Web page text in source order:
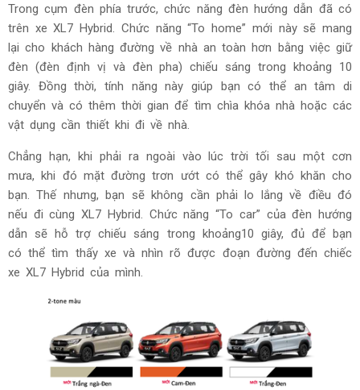
Trong cụm đèn phía trước, chức năng đèn hướng dẫn đã có
trên xe XL7 Hybrid. Chức năng “To home” mới này sẽ mang
lại cho khách hàng đường về nhà an toàn hơn bằng việc giữ
đèn (đèn định vị và đèn pha) chiếu sáng trong khoảng 10
giây. Đồng thời, tính năng này giúp bạn có thể an tâm di
chuyển và có thêm thời gian để tìm chìa khóa nhà hoặc các
vật dụng cần thiết khi đi về nhà.
Chẳng hạn, khi phải ra ngoài vào lúc trời tối sau một cơn
mưa, khi đó mặt đường trơn ướt có thể gây khó khăn cho
bạn. Thế nhưng, bạn sẽ không cần phải lo lắng về điều đó
nếu đi cùng XL7 Hybrid. Chức năng “To car” của đèn hướng
dẫn sẽ hỗ trợ chiếu sáng trong khoảng10 giây, đủ để bạn
có thể tìm thấy xe và nhìn rõ được đoạn đường đến chiếc
xe XL7 Hybrid của mình.